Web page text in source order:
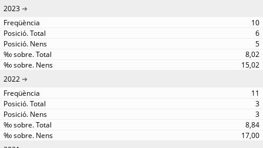
2023
10
6
5
8,02
15,02
2022
11
3
3
8,84
17,00